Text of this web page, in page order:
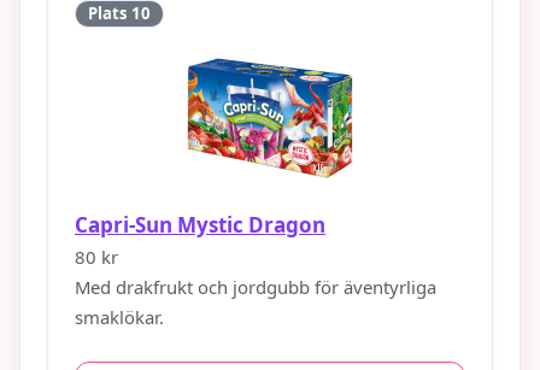
Plats 10
Capri-Sun Mystic Dragon
80 kr
Med drakfrukt och jordgubb för äventyrliga
smaklökar.